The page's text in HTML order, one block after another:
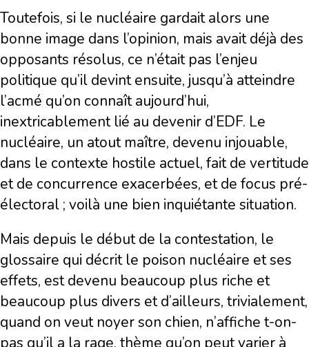
Toutefois, si le nucléaire gardait alors une
bonne image dans l’opinion, mais avait déjà des
opposants résolus, ce n’était pas l’enjeu
politique qu’il devint ensuite, jusqu’à atteindre
l’acmé qu’on connaît aujourd’hui,
inextricablement lié au devenir d’EDF. Le
nucléaire, un atout maître, devenu injouable,
dans le contexte hostile actuel, fait de vertitude
et de concurrence exacerbées, et de focus pré-
électoral ; voilà une bien inquiétante situation.
Mais depuis le début de la contestation, le
glossaire qui décrit le poison nucléaire et ses
effets, est devenu beaucoup plus riche et
beaucoup plus divers et d’ailleurs, trivialement,
quand on veut noyer son chien, n’affiche t-on-